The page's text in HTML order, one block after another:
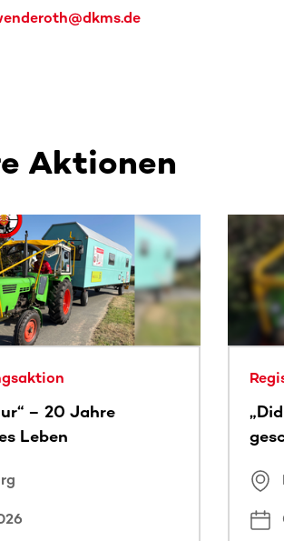
Aktionen
horizontal scrollbare Inhalte.
– 20 Jahre
Leben